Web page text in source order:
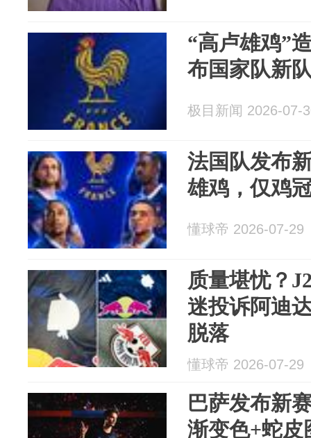
“高卢雄鸡”
布国家队新
极目新闻 2026-07-
法国队发布
雄鸡，仅鸡
懂球帝 2026-07-29
质量堪忧？
迷投诉阿迪
脱落
懂球帝 2026-07-29
巴萨发布新
渐变色+蛇皮